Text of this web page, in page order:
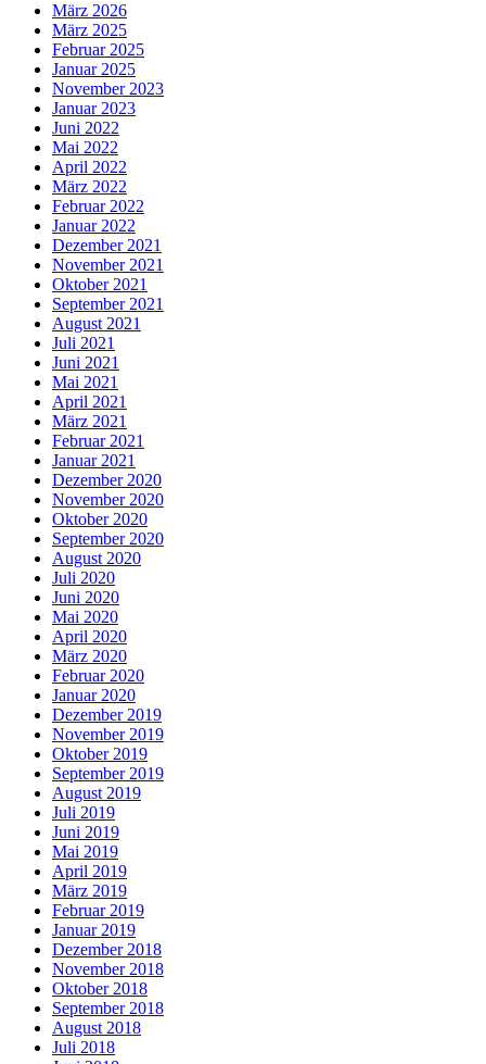
März 2026
März 2025
Februar 2025
Januar 2025
November 2023
Januar 2023
Juni 2022
Mai 2022
April 2022
März 2022
Februar 2022
Januar 2022
Dezember 2021
November 2021
Oktober 2021
September 2021
August 2021
Juli 2021
Juni 2021
Mai 2021
April 2021
März 2021
Februar 2021
Januar 2021
Dezember 2020
November 2020
Oktober 2020
September 2020
August 2020
Juli 2020
Juni 2020
Mai 2020
April 2020
März 2020
Februar 2020
Januar 2020
Dezember 2019
November 2019
Oktober 2019
September 2019
August 2019
Juli 2019
Juni 2019
Mai 2019
April 2019
März 2019
Februar 2019
Januar 2019
Dezember 2018
November 2018
Oktober 2018
September 2018
August 2018
Juli 2018